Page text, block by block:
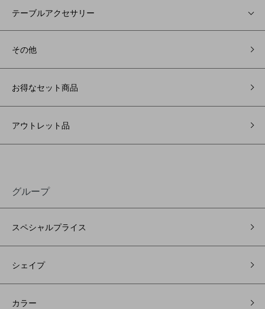
テーブルアクセサリー
その他
お得なセット商品
アウトレット品
グループ
スペシャルプライス
シェイプ
カラー